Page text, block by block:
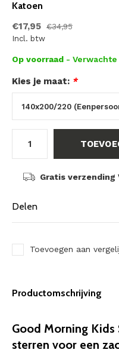
Katoen
€17,95 €34,95
Incl. btw
Op voorraad -
Kies je maat: *
Gratis verzending
Delen
Toevoegen aan
Productomschrijving
Good Morning Kids
sterren voor een